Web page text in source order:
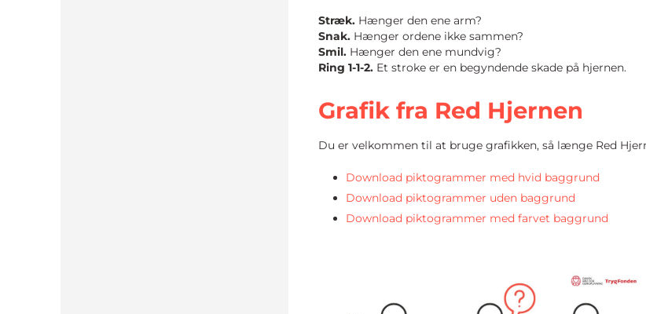
Stræk. Hænger den ene arm?
Snak. Hænger ordene ikke sammen?
Smil. Hænger den ene mundvig?
Ring 1-1-2. Et stroke er en begyndende skade på hjernen.
Grafik fra Red Hjernen
Du er velkommen til at bruge grafikken, så længe Red
Download piktogrammer med hvid baggrund
Download piktogrammer uden baggrund
Download piktogrammer med farvet baggrund